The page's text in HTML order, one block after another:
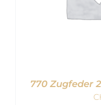
770 Zugfeder